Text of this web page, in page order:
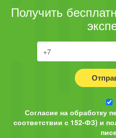
Получить
Согласие на обработку
соответствии с 152-ФЗ) и